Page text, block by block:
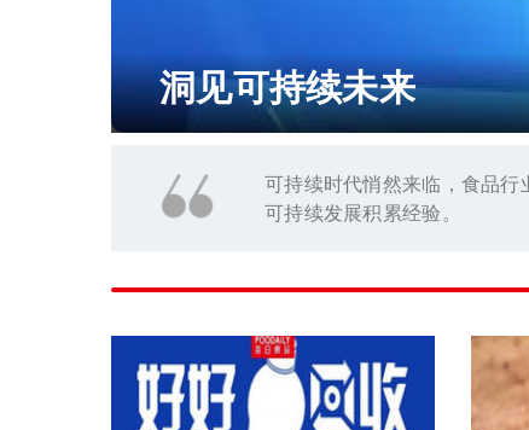
洞见可持续未来
可持续时代悄然来临，食品
可持续发展积累经验。